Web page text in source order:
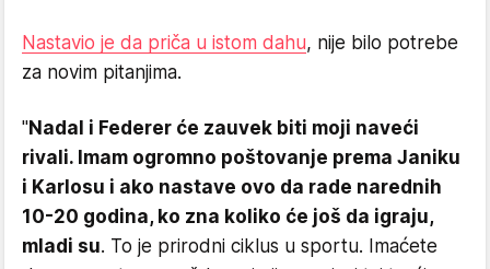
Nastavio je da priča u istom dahu, nije bilo potrebe
za novim pitanjima.
"Nadal i Federer će zauvek biti moji naveći
rivali. Imam ogromno poštovanje prema Janiku
i Karlosu i ako nastave ovo da rade narednih
10-20 godina, ko zna koliko će još da igraju,
mladi su. To je prirodni ciklus u sportu. Imaćete